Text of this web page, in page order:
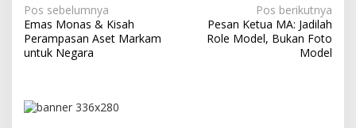
N
a
v
g
Pos sebelumnya
Emas Monas & Kisah
Perampasan Aset Markam
untuk Negara
Pos berikutnya
Pesan Ketua MA: Jadilah
Role Model, Bukan Foto
Model